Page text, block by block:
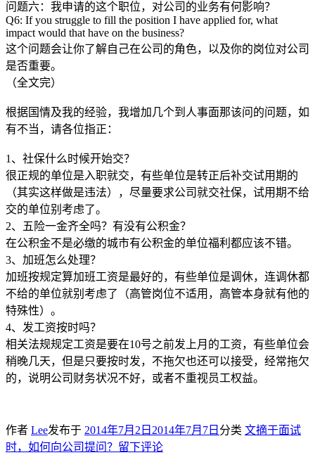
问题六：我申请的这个职位，对公司的业务有何影响？
Q6: If you struggle to fill the position I have applied for, what
impact would that have on the business?
这个问题会让你了解自己在公司的角色，以及你的岗位对公司
是否重要。
（全文完）
根据国情及我的经验，我增加几个到人事面那该问的问题，如
有不当，请各位指正：
1、社保什么时候开始交？
很正规的单位是入职就交，有些单位是转正后补交试用期的
（其实这样做是违法），尽量要求公司就交社保，试用期不给
交的单位别考虑了。
2、五险一金齐全吗？有没有公积金？
在公积金不是必缴的城市有公积金的单位福利都应该不错。
3、加班怎么处理？
加班按规定算加班工资是最好的，有些单位是调休，连调休都
不给的单位就别考虑了（高管岗位不适用，高管本身就有他的
特殊性）。
4、发工资按时吗？
相关法规规定工资是要在10号之前发上月的工资，有些单位会
稍晚几天，但是只要按时发，不拖欠也还可以接受，经常拖欠
的，说明公司财务状况不好，或者不重视员工权益。
作者 Lee发布于 2014年7月2日 2014年7月7日 分类 文摘于面试
时，如何向公司提问？ 留下评论